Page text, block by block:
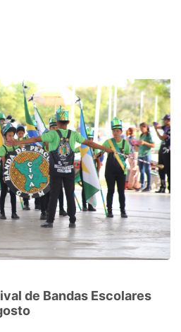
de Bandas Escolares